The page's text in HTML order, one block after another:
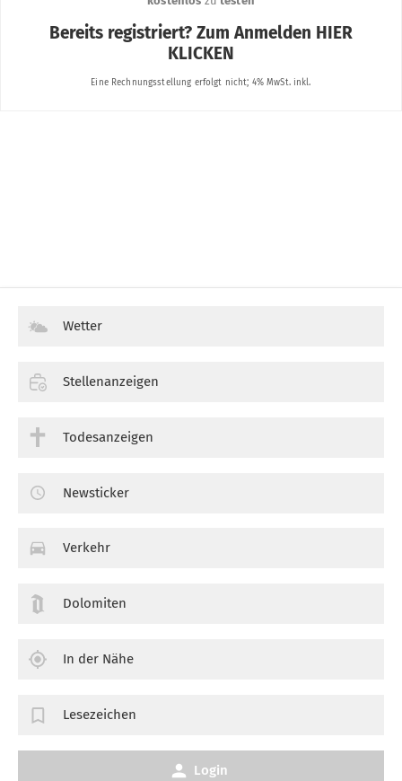
Wetter
Stellenanzeigen
Todesanzeigen
Newsticker
Verkehr
Dolomiten
In der Nähe
Lesezeichen
Login